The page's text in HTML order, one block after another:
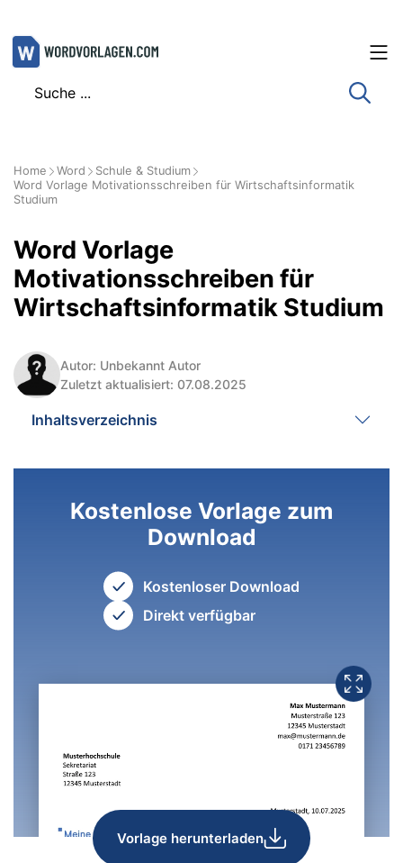
Zum
Inhalt
Home Word
Schule & Studium
Word Vorlage Motivationsschreiben für Wirtschaftsinformatik
Studium
Word Vorlage
Motivationsschreiben für
Wirtschaftsinformatik Studium
Autor: Unbekannt Autor
Zuletzt aktualisiert: 07.08.2025
Inhaltsverzeichnis
Kostenlose Vorlage zum
Download
Kostenloser Download
Direkt verfügbar
Vorlage herunterladen